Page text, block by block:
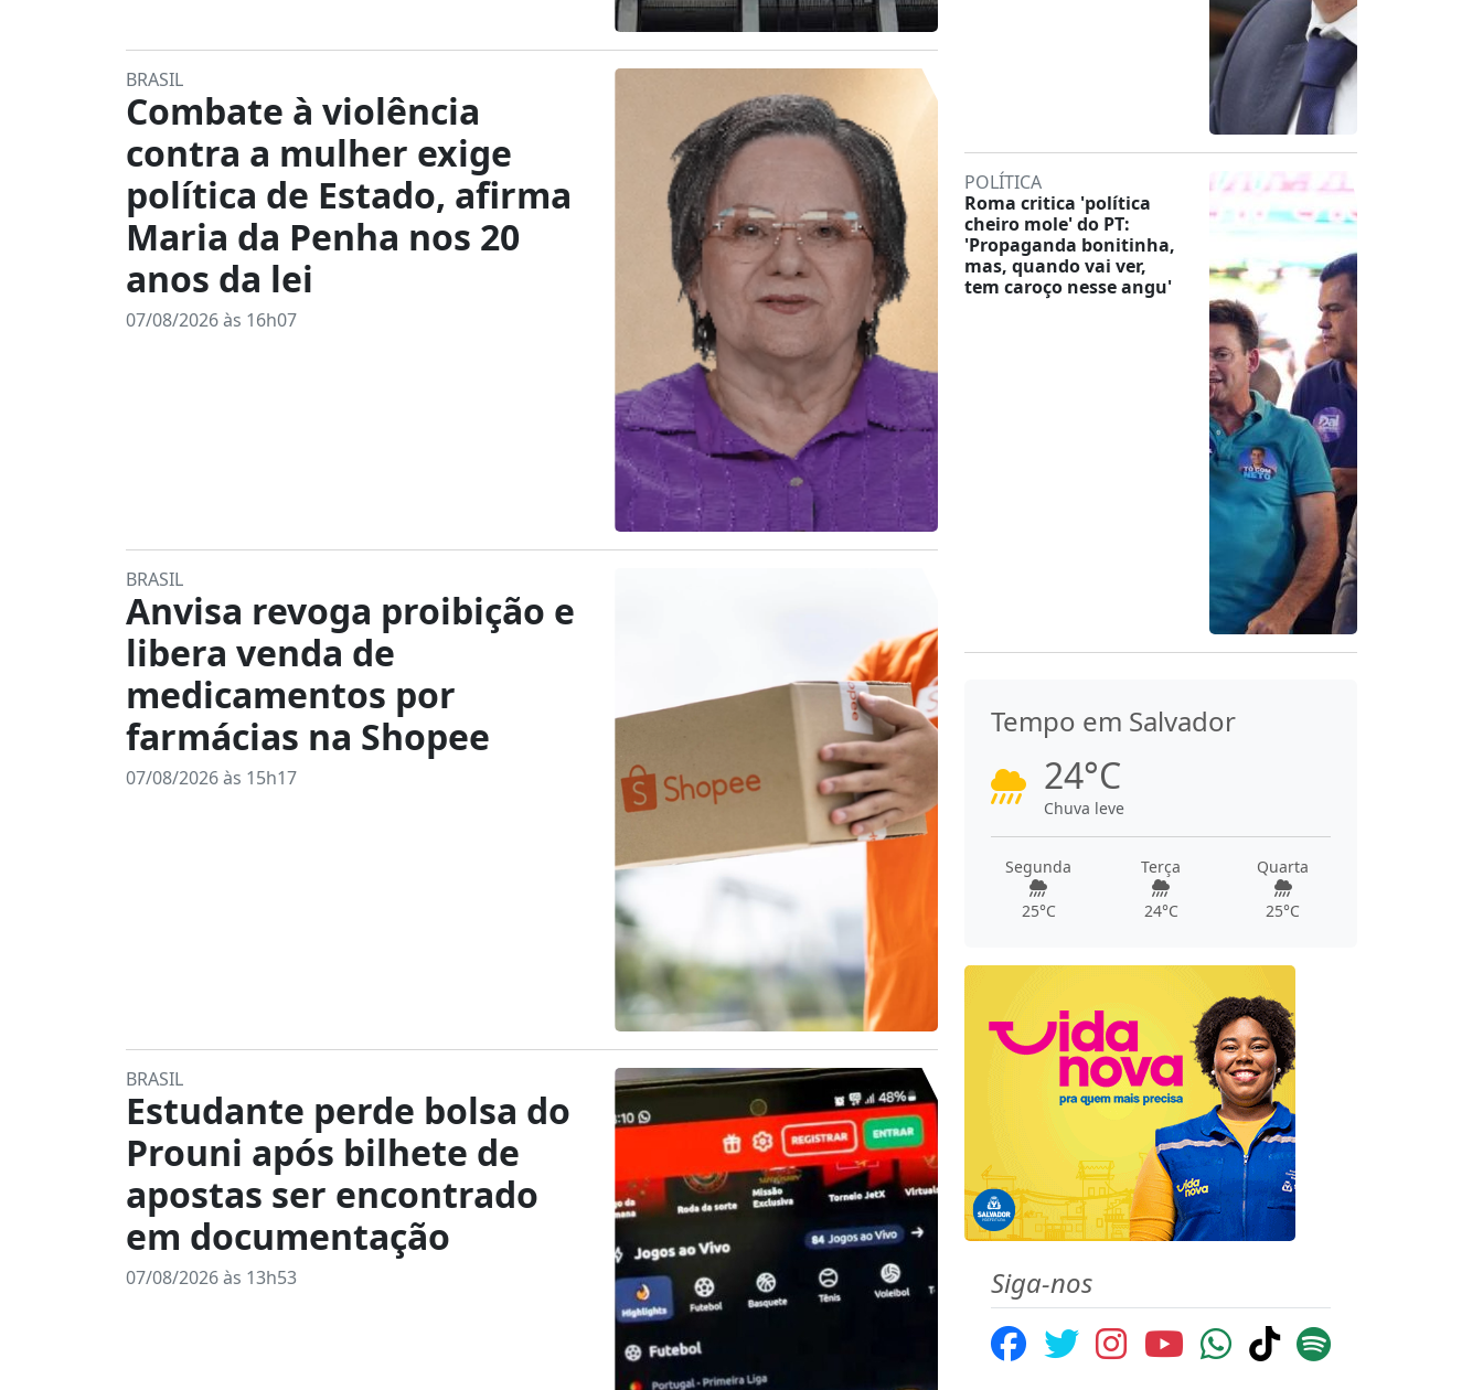
BRASIL
Combate à violência
contra a mulher exige
política de Estado, afirma
Maria da Penha nos 20
anos da lei
07/08/2026 às 16h07
BRASIL
Anvisa revoga proibição e
libera venda de
medicamentos por
farmácias na Shopee
07/08/2026 às 15h17
BRASIL
Estudante perde bolsa do
Prouni após bilhete de
apostas ser encontrado
em documentação
07/08/2026 às 13h53
POLÍTICA
Roma critica 'política
cheiro mole' do PT:
'Propaganda bonitinha,
mas, quando vai ver,
tem caroço nesse angu'
Tempo em Salvador
24°C
Chuva leve
Segunda
25°C
Terça
24°C
Quarta
25°C
Siga-nos